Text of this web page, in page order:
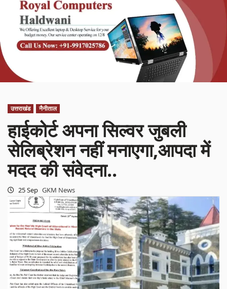
उत्तराखंड नैनीताल
हाईकोर्ट अपना सिल्वर जुबली
सेलिब्रेशन नहीं मनाएगा,आपदा में
मदद की संवेदना..
25 Sep GKM News